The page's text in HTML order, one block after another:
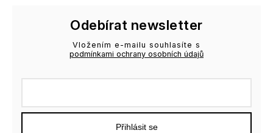
Odebírat newsletter
Vložením e-mailu souhlasíte s
podmínkami ochrany osobních údajů
Přihlásit se